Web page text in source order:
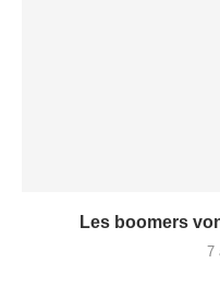
Les boomers
7